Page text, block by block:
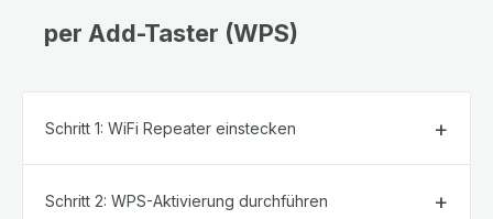
per Add-Taster (WPS)
Schritt 1: WiFi Repeater einstecken
Schritt 2: WPS-Aktivierung durchführen